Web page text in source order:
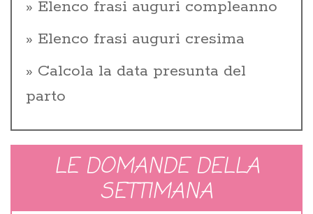
Elenco frasi auguri compleanno
Elenco frasi auguri cresima
Calcola la data presunta del
parto
LE DOMANDE DELLA
SETTIMANA